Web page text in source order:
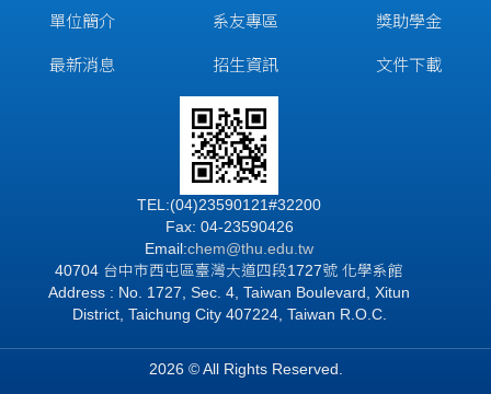
單位簡介
最新消息
系友專區
招生資訊
獎助學金
文件下載
TEL:(04)23590121#32200
Fax: 04-23590426
Email:chem@thu.edu.tw
40704 台中市西屯區臺灣大道四段1727號 化學系館
Address : No. 1727, Sec. 4, Taiwan Boulevard, Xitun
District, Taichung City 407224, Taiwan R.O.C.
2026 © All Rights Reserved.